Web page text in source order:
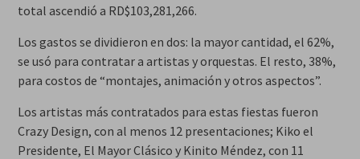
total ascendió a RD$103,281,266.
Los gastos se dividieron en dos: la mayor cantidad, el 62%,
se usó para contratar a artistas y orquestas. El resto, 38%,
para costos de “montajes, animación y otros aspectos”.
Los artistas más contratados para estas fiestas fueron
Crazy Design, con al menos 12 presentaciones; Kiko el
Presidente, El Mayor Clásico y Kinito Méndez, con 11